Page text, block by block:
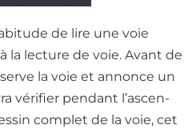
de lire une voie
la lec­ture de voie. Avant de
la voie et annonce un
véri­fier pen­dant l’as­cen­
com­plet de la voie, cet